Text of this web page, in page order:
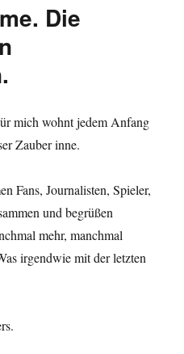
Die
mich wohnt jedem Anfang
Zauber inne.
Fans, Journalisten, Spieler,
und begrüßen
mehr, manchmal
irgendwie mit der letzten